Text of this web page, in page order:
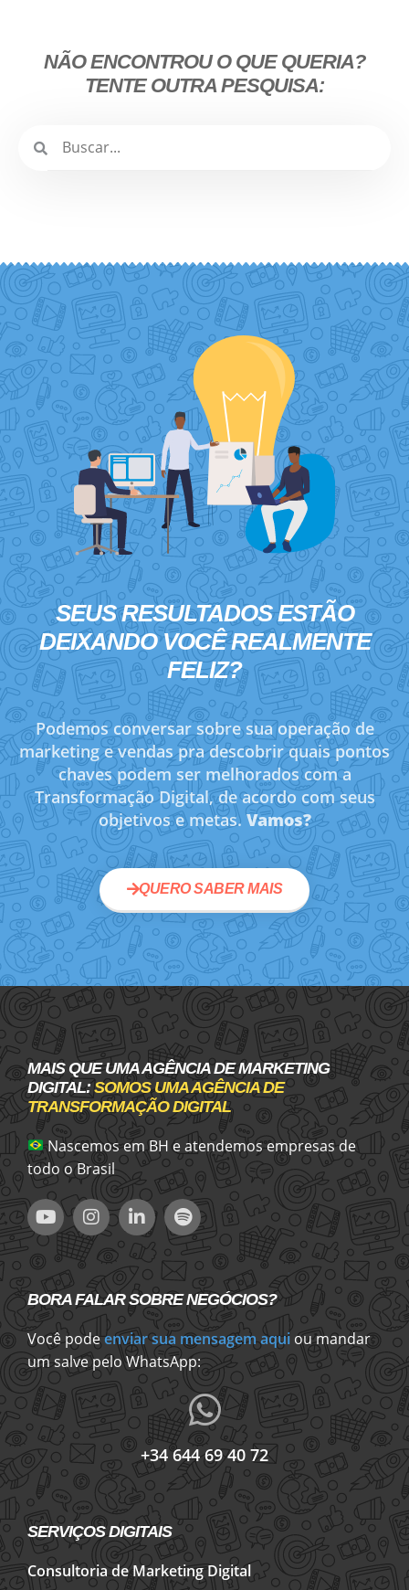
NÃO ENCONTROU O QUE QUERIA?
TENTE OUTRA PESQUISA:
SEUS RESULTADOS ESTÃO
DEIXANDO VOCÊ REALMENTE
FELIZ?
Podemos conversar sobre sua operação de
marketing e vendas pra descobrir quais pontos
chaves podem ser melhorados com a
Transformação Digital, de acordo com seus
objetivos e metas.Vamos?
QUERO SABER MAIS
MAIS QUE UMA AGÊNCIA DE MARKETING
DIGITAL:SOMOS UMA AGÊNCIA DE
TRANSFORMAÇÃO DIGITAL
Nascemos em BH e atendemos empresas de
todo o Brasil
BORA FALAR SOBRE NEGÓCIOS?
Você podeenviar sua mensagem aqui ou mandar
um salve pelo WhatsApp:
+34 644 69 40 72
SERVIÇOS DIGITAIS
Consultoria de Marketing Digital